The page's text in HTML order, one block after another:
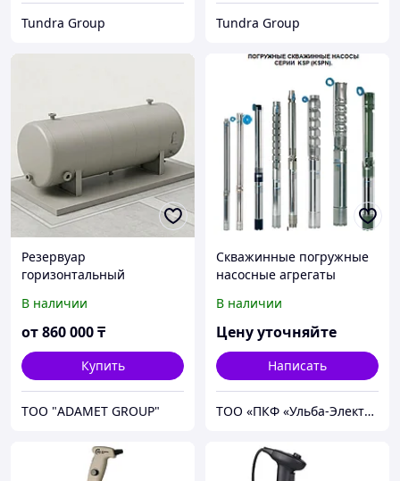
Tundra Group Tundra Group
Резервуар
горизонтальный
куб.м (РГСП-3)/Емкость/
Бочка
В наличии
от860 000₸
Купить
ТОО "ADAMET GROUP"
Скважинные погружные
насосные агрегаты
для агрессивных и
неагресивных растворов
В наличии
Цену уточняйте
Написать
ТОО «ПКФ «Ульба-Электро»